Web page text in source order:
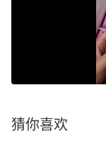
猜你喜欢